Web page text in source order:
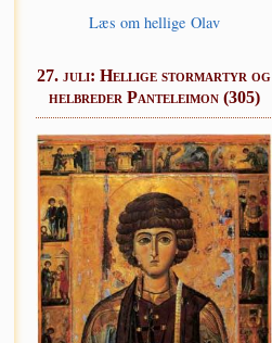
Læs om hel­li­ge Olav
27. juli: Hellige stormartyr og
helbreder Panteleimon (305)